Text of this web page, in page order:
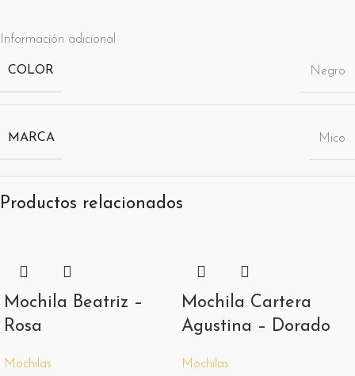
Información adicional
COLOR Negro
MARCA Mico
Productos relacionados
Mochila Beatriz –
Rosa
Mochilas
Mochila Cartera
Agustina – Dorado
Mochilas